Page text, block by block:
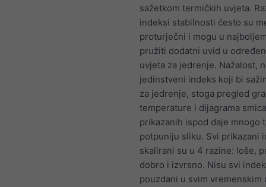
sažetkom termičkih uvjeta.
indeksi stabilnosti često su
proturječni i mogu u
pružiti dodatni uvid u
uvjeta za jedrenje. Nažalost,
jedinstveni indeks koji bi
za jedrenje, stoga pregled
temperature i dijagrama
prikazanih ispod daje mnogo
potpuniju sliku. Svi prikazani
skalirani su u 4 razine: loše,
dobro i izvrsno. Nisu svi
pouzdani u svim vremenskim